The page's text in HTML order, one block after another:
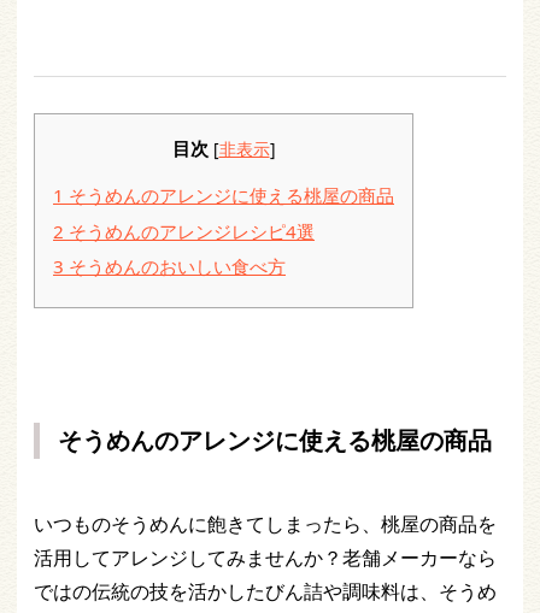
目次 [非表示]
1 そうめんのアレンジに使える桃屋の商品
2 そうめんのアレンジレシピ4選
3 そうめんのおいしい食べ方
そうめんのアレンジに使える桃屋の商品
いつものそうめんに飽きてしまったら、桃屋の商品を
活用してアレンジしてみませんか？老舗メーカーなら
ではの伝統の技を活かしたびん詰や調味料は、そうめ